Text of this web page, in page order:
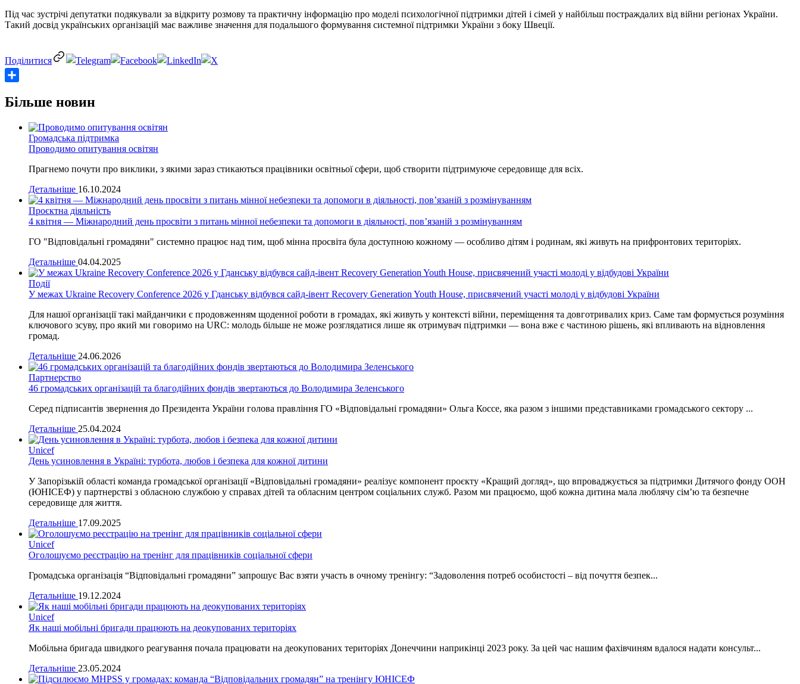
Під час зустрічі депутатки подякували за відкриту розмову та практичну інформацію про моделі психологічної підтримки дітей і сімей у найбільш постраждалих від війни регіонах України.
Такий досвід українських організацій має важливе значення для подальшого формування системної підтримки України з боку Швеції.
Більше новин
Громадська підтримка
Проводимо опитування освітян
Прагнемо почути про виклики, з якими зараз стикаються працівники освітньої сфери, щоб створити підтримуюче середовище для всіх.
Детальніше 16.10.2024
Проєктна діяльність
4 квітня — Міжнародний день просвіти з питань мінної небезпеки та допомоги в діяльності, пов’язаній з розмінуванням
ГО "Відповідальні громадяни" системно працює над тим, щоб мінна просвіта була доступною кожному — особливо дітям і родинам, які живуть на прифронтових територіях.
Детальніше 04.04.2025
Події
У межах Ukraine Recovery Conference 2026 у Гданську відбувся сайд-івент Recovery Generation Youth House, присвячений участі молоді у відбудові України
Для нашої організації такі майданчики є продовженням щоденної роботи в громадах, які живуть у контексті війни, переміщення та довготривалих криз. Саме там формується розуміння
ключового зсуву, про який ми говоримо на URC: молодь більше не може розглядатися лише як отримувач підтримки — вона вже є частиною рішень, які впливають на відновлення
громад.
Детальніше 24.06.2026
Партнерство
46 громадських організацій та благодійних фондів звертаються до Володимира Зеленського
Серед підписантів звернення до Президента України голова правління ГО «Відповідальні громадяни» Ольга Коссе, яка разом з іншими представниками громадського сектору ...
Детальніше 25.04.2024
Unicef
День усиновлення в Україні: турбота, любов і безпека для кожної дитини
У Запорізькій області команда громадської організації «Відповідальні громадяни» реалізує компонент проєкту «Кращий догляд», що впроваджується за підтримки Дитячого фонду ООН
(ЮНІСЕФ) у партнерстві з обласною службою у справах дітей та обласним центром соціальних служб. Разом ми працюємо, щоб кожна дитина мала люблячу сім’ю та безпечне
середовище для життя.
Детальніше 17.09.2025
Unicef
Оголошуємо реєстрацію на тренінг для працівників соціальної сфери
Громадська організація “Відповідальні громадяни” запрошує Вас взяти участь в очному тренінгу: “Задоволення потреб особистості – від почуття безпек...
Детальніше 19.12.2024
Unicef
Як наші мобільні бригади працюють на деокупованих територіях
Мобільна бригада швидкого реагування почала працювати на деокупованих територіях Донеччини наприкінці 2023 року. За цей час нашим фахівчиням вдалося надати консульт...
Детальніше 23.05.2024